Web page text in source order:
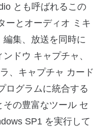
とも呼ばれるこの
ーとオーディオ ミキ
集、放送を同時に
ドウ キャプチャ、
、キャプチャ カード
ログラムに統合する
の豊富なツール セ
SP1 を実行して